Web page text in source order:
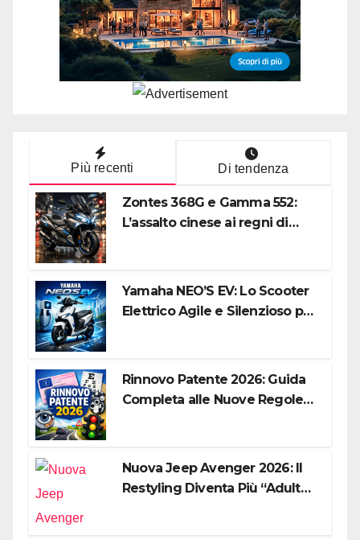
Più recenti Di tendenza
Zontes 368G e Gamma 552:
L’assalto cinese ai regni di
Yamaha NEO’S EV: Lo Scooter
Elettrico Agile e Silenzioso per
Rinnovo Patente 2026: Guida
Completa alle Nuove Regole,
Nuova Jeep Avenger 2026: Il
Restyling Diventa Più “Adulto”,